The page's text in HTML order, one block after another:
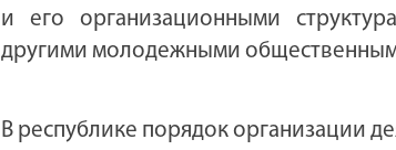
и его организационными
другими молодежными
В республике порядок организации